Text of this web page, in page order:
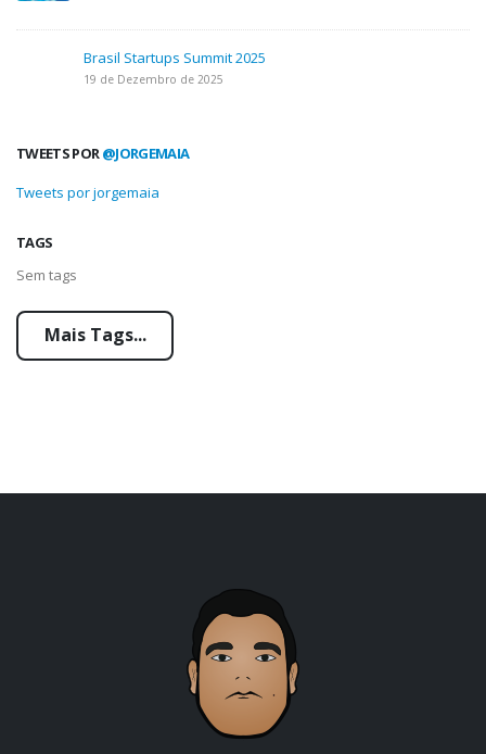
Brasil Startups Summit 2025
19 de Dezembro de 2025
TWEETS POR@JORGEMAIA
Tweets por jorgemaia
TAGS
Sem tags
Mais Tags...